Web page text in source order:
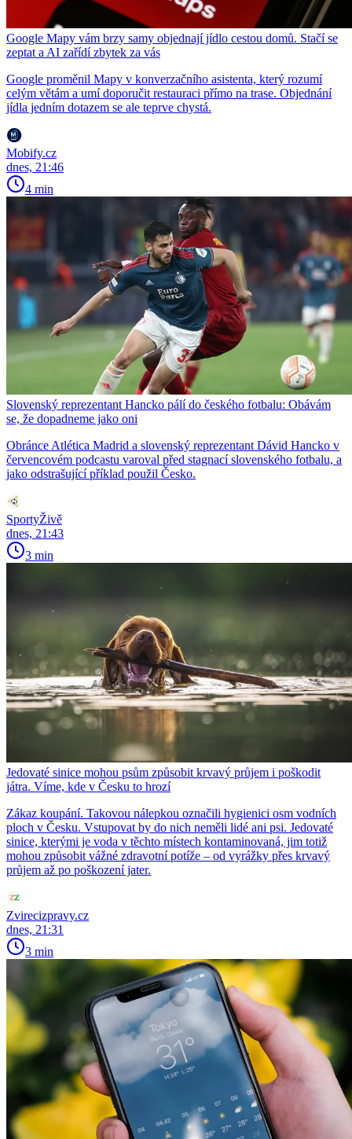
Google Mapy vám brzy samy objednají jídlo cestou domů. Stačí se
zeptat a AI zařídí zbytek za vás
Google proměnil Mapy v konverzačního asistenta, který rozumí
celým větám a umí doporučit restauraci přímo na trase. Objednání
jídla jedním dotazem se ale teprve chystá.
Mobify.cz
dnes, 21:46
4 min
Slovenský reprezentant Hancko pálí do českého fotbalu: Obávám
se, že dopadneme jako oni
Obránce Atlética Madrid a slovenský reprezentant Dávid Hancko v
červencovém podcastu varoval před stagnací slovenského fotbalu, a
jako odstrašující příklad použil Česko.
SportyŽivě
dnes, 21:43
3 min
Jedovaté sinice mohou psům způsobit krvavý průjem i poškodit
játra. Víme, kde v Česku to hrozí
Zákaz koupání. Takovou nálepkou označili hygienici osm vodních
ploch v Česku. Vstupovat by do nich neměli lidé ani psi. Jedovaté
sinice, kterými je voda v těchto místech kontaminovaná, jim totiž
mohou způsobit vážné zdravotní potíže – od vyrážky přes krvavý
průjem až po poškození jater.
Zvirecizpravy.cz
dnes, 21:31
3 min